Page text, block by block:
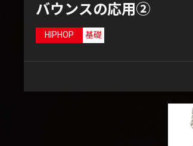
バウンスの応用②
HIPHOP 基礎